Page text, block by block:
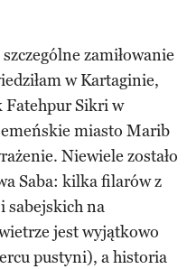
zamiłowanie
w Kartaginie,
Fatehpur Sikri w
miasto Marib
Niewiele zostało
Saba: kilka filarów z
na
jest wyjątkowo
pustyni), a historia